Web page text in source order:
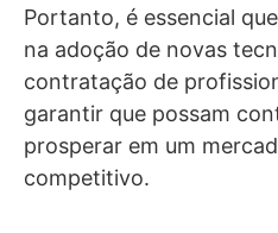
Portanto, é essencial
na adoção de novas
contratação de
garantir que possam
prosperar em um
competitivo.